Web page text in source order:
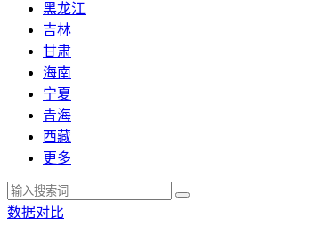
黑龙江
吉林
甘肃
海南
宁夏
青海
西藏
更多
数据对比